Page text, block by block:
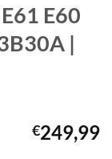
E60
|
€249,99